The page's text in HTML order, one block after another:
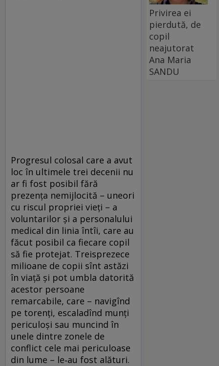
Progresul colosal care a avut
loc în ultimele trei decenii nu
ar fi fost posibil fără
prezența nemijlocită – uneori
cu riscul propriei vieți – a
voluntarilor și a personalului
medical din linia întîi, care au
făcut posibil ca fiecare copil
să fie protejat. Treisprezece
milioane de copii sînt astăzi
în viață și pot umbla datorită
acestor persoane
remarcabile, care – navigînd
pe torenți, escaladînd munți
periculoși sau muncind în
unele dintre zonele de
conflict cele mai periculoase
din lume – le‑au fost alături.
Privirea ei
pierdută, de
copil
neajutorat
Ana Maria
SANDU